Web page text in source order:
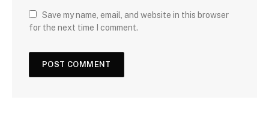
Save my name, email, and website in this browser
for the next time I comment.